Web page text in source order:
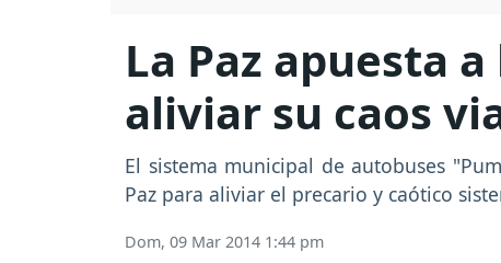
La Paz apuesta
aliviar su caos
El sistema municipal de autobuses
Paz para aliviar el precario y caótico
Dom, 09 Mar 2014 1:44 pm